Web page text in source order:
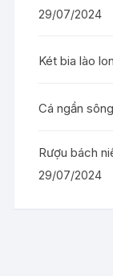
29/07/2024
Két bia lào
Cá ngần
Rượu bách
29/07/2024